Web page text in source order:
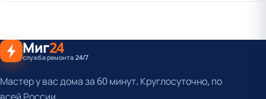
Миг24
служба ремонта 24/7
Мастер у вас дома за 60 минут. Круглосуточно, по
всей России.